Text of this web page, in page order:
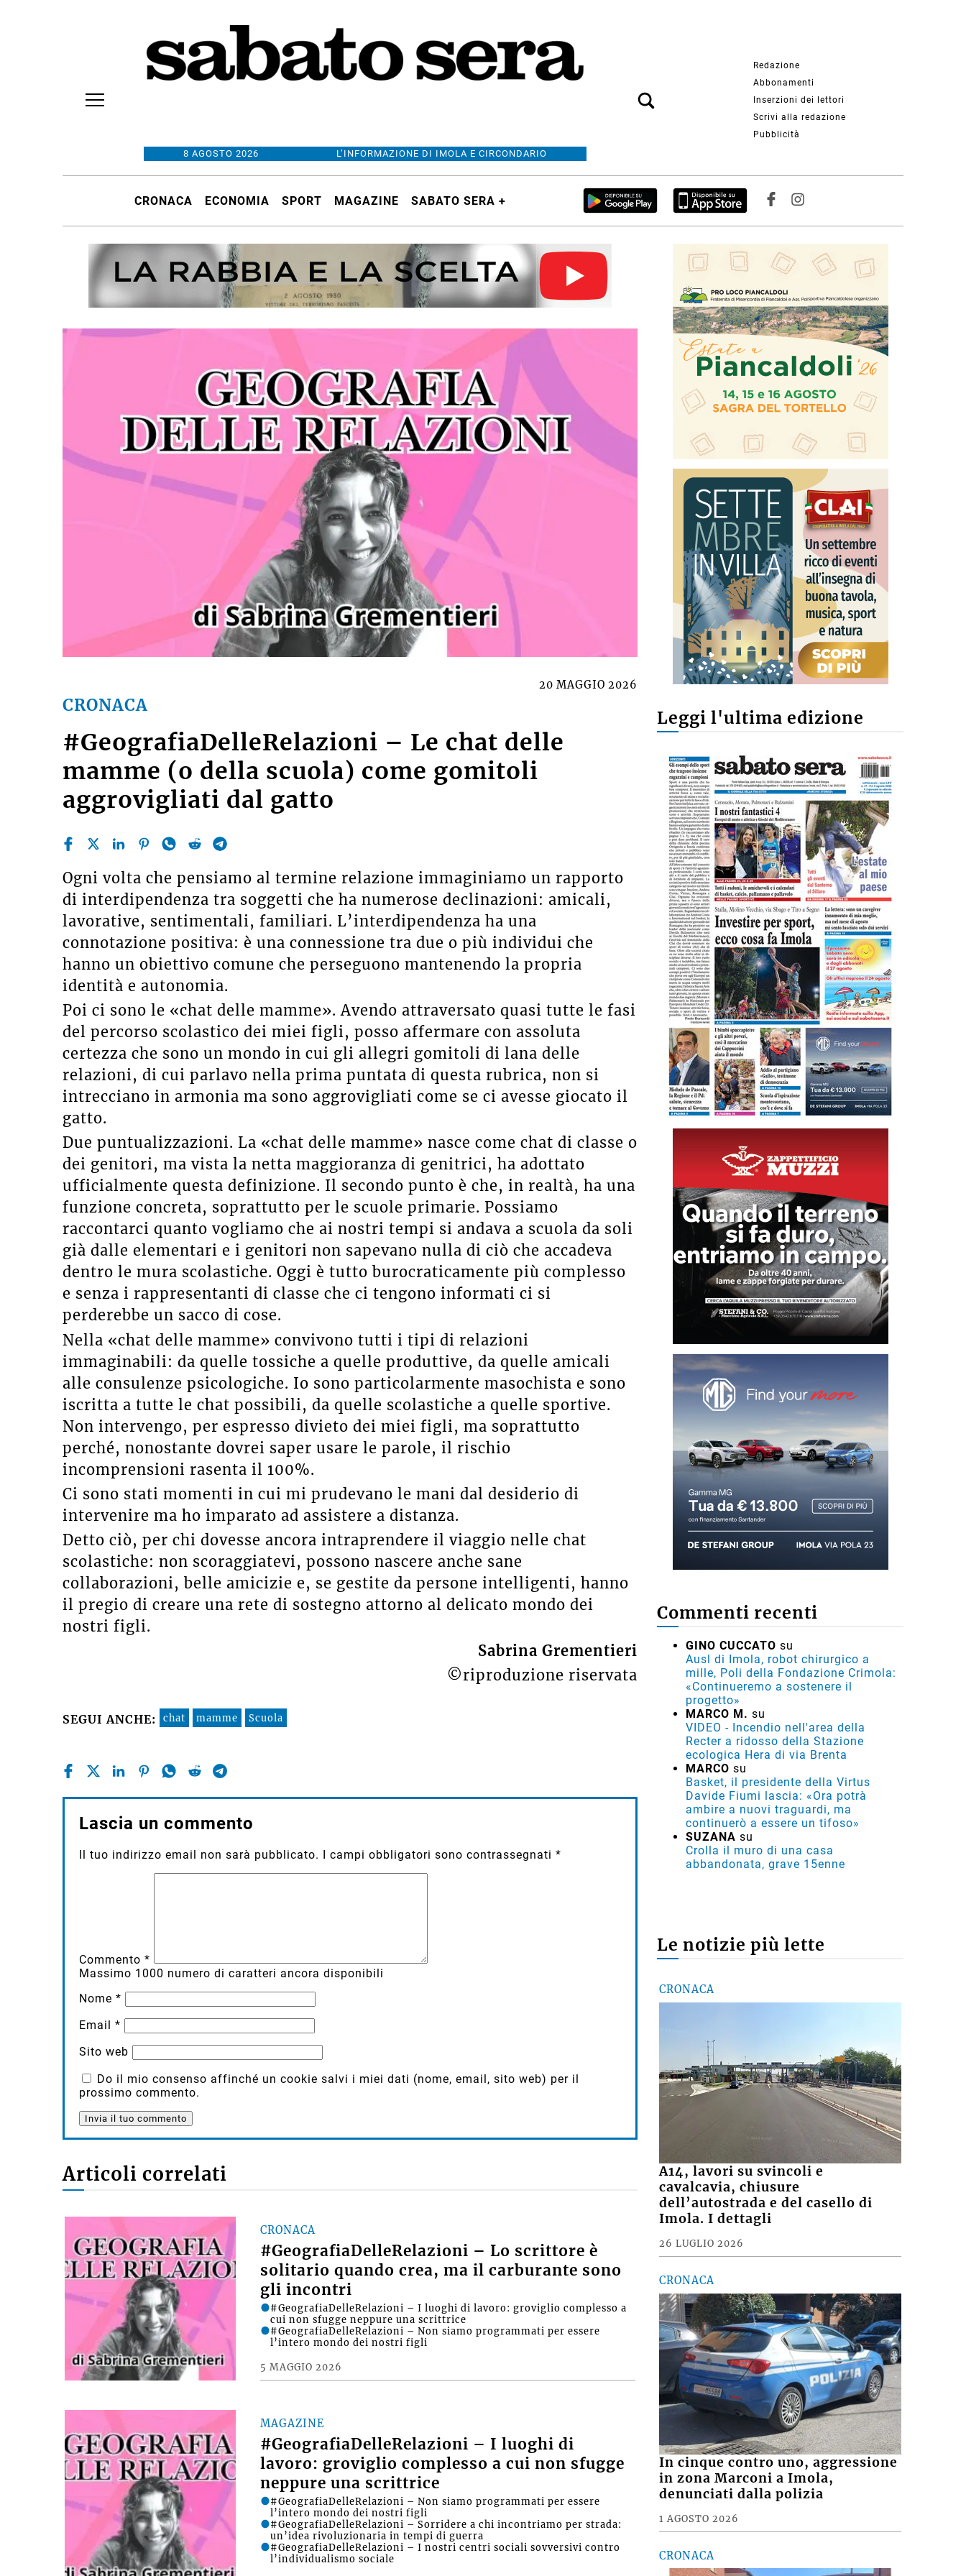
8 AGOSTO 2026 L’INFORMAZIONE DI IMOLA E CIRCONDARIO
Redazione
Abbonamenti
Inserzioni dei lettori
Scrivi alla redazione
Pubblicità
CRONACA ECONOMIA SPORT MAGAZINE SABATO SERA +
CRONACA
20 MAGGIO 2026
#GeografiaDelleRelazioni – Le chat delle
mamme (o della scuola) come gomitoli
aggrovigliati dal gatto
Ogni volta che pensiamo al termine relazione immaginiamo un rapporto
di interdipendenza tra soggetti che ha numerose declinazioni: amicali,
lavorative, sentimentali, familiari. L’interdipendenza ha una
connotazione positiva: è una connessione tra due o più individui che
hanno un obiettivo comune che perseguono mantenendo la propria
identità e autonomia.
Poi ci sono le «chat delle mamme». Avendo attraversato quasi tutte le fasi
del percorso scolastico dei miei figli, posso affermare con assoluta
certezza che sono un mondo in cui gli allegri gomitoli di lana delle
relazioni, di cui parlavo nella prima puntata di questa rubrica, non si
intrecciano in armonia ma sono aggrovigliati come se ci avesse giocato il
gatto.
Due puntualizzazioni. La «chat delle mamme» nasce come chat di classe o
dei genitori, ma vista la netta maggioranza di genitrici, ha adottato
ufficialmente questa definizione. Il secondo punto è che, in realtà, ha una
funzione concreta, soprattutto per le scuole primarie. Possiamo
raccontarci quanto vogliamo che ai nostri tempi si andava a scuola da soli
già dalle elementari e i genitori non sapevano nulla di ciò che accadeva
dentro le mura scolastiche. Oggi è tutto burocraticamente più complesso
e senza i rappresentanti di classe che ci tengono informati ci si
perderebbe un sacco di cose.
Nella «chat delle mamme» convivono tutti i tipi di relazioni
immaginabili: da quelle tossiche a quelle produttive, da quelle amicali
alle consulenze psicologiche. Io sono particolarmente masochista e sono
iscritta a tutte le chat possibili, da quelle scolastiche a quelle sportive.
Non intervengo, per espresso divieto dei miei figli, ma soprattutto
perché, nonostante dovrei saper usare le parole, il rischio
incomprensioni rasenta il 100%.
Ci sono stati momenti in cui mi prudevano le mani dal desiderio di
intervenire ma ho imparato ad assistere a distanza.
Detto ciò, per chi dovesse ancora intraprendere il viaggio nelle chat
scolastiche: non scoraggiatevi, possono nascere anche sane
collaborazioni, belle amicizie e, se gestite da persone intelligenti, hanno
il pregio di creare una rete di sostegno attorno al delicato mondo dei
nostri figli.
Sabrina Grementieri
©riproduzione riservata
SEGUI ANCHE: chat mamme Scuola
Lascia un commento
Il tuo indirizzo email non sarà pubblicato. I campi obbligatori sono contrassegnati *
Commento *
Massimo 1000 numero di caratteri ancora disponibili
Nome *
Email *
Sito web
Do il mio consenso affinché un cookie salvi i miei dati (nome, email, sito web) per il
prossimo commento.
Articoli correlati
CRONACA
#GeografiaDelleRelazioni – Lo scrittore è
solitario quando crea, ma il carburante sono
gli incontri
5 MAGGIO 2026
#GeografiaDelleRelazioni – I luoghi di lavoro: groviglio complesso a
cui non sfugge neppure una scrittrice
#GeografiaDelleRelazioni – Non siamo programmati per essere
l’intero mondo dei nostri figli
MAGAZINE
#GeografiaDelleRelazioni – I luoghi di
lavoro: groviglio complesso a cui non sfugge
neppure una scrittrice
#GeografiaDelleRelazioni – Non siamo programmati per essere
l’intero mondo dei nostri figli
#GeografiaDelleRelazioni – Sorridere a chi incontriamo per strada:
un’idea rivoluzionaria in tempi di guerra
#GeografiaDelleRelazioni – I nostri centri sociali sovversivi contro
l’individualismo sociale
Leggi l'ultima edizione
Commenti recenti
GINO CUCCATO su
Ausl di Imola, robot chirurgico a
mille, Poli della Fondazione Crimola:
«Continueremo a sostenere il
progetto»
MARCO M. su
VIDEO - Incendio nell'area della
Recter a ridosso della Stazione
ecologica Hera di via Brenta
MARCO su
Basket, il presidente della Virtus
Davide Fiumi lascia: «Ora potrà
ambire a nuovi traguardi, ma
continuerò a essere un tifoso»
SUZANA su
Crolla il muro di una casa
abbandonata, grave 15enne
Le notizie più lette
CRONACA
A14, lavori su svincoli e
cavalcavia, chiusure
dell’autostrada e del casello di
Imola. I dettagli
26 LUGLIO 2026
CRONACA
In cinque contro uno, aggressione
in zona Marconi a Imola,
denunciati dalla polizia
1 AGOSTO 2026
CRONACA